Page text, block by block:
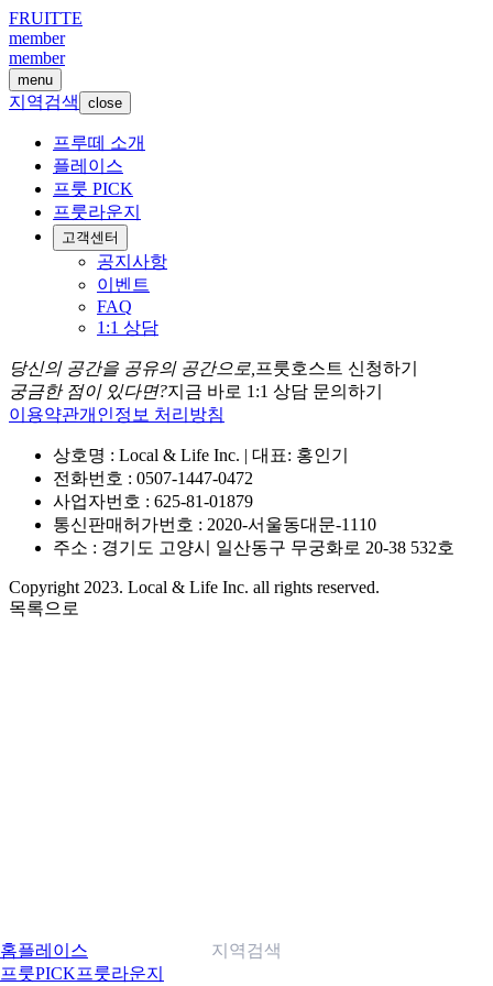
FRUITTE
member
member
menu
지역검색 close
프루떼 소개
플레이스
프룻 PICK
프룻라운지
고객센터
공지사항
이벤트
FAQ
1:1 상담
당신의 공간을 공유의 공간으로, 프룻호스트 신청하기
궁금한 점이 있다면?지금 바로 1:1 상담 문의하기
이용약관개인정보 처리방침
상호명 : Local & Life Inc. | 대표: 홍인기
전화번호 : 0507-1447-0472
사업자번호 : 625-81-01879
통신판매허가번호 : 2020-서울동대문-1110
주소 : 경기도 고양시 일산동구 무궁화로 20-38 532호
Copyright 2023. Local & Life Inc. all rights reserved.
목록으로
홈플레이스
프룻PICK프룻라운지
지역검색